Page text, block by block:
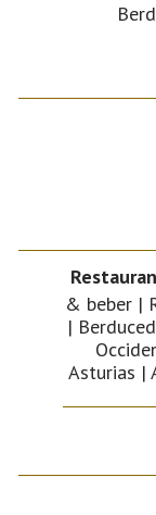
& beber |
|
Asturias |